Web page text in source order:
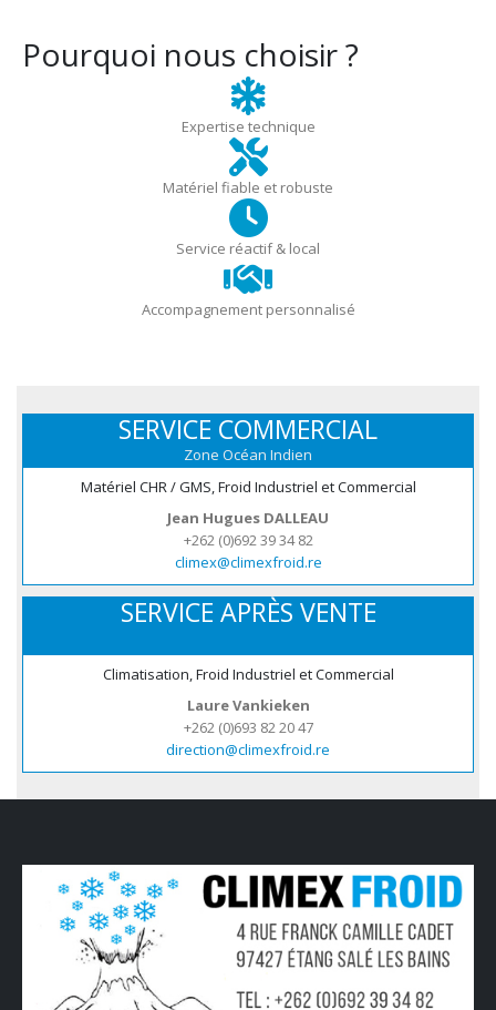
Pourquoi nous choisir ?
Expertise technique
Matériel fiable et robuste
Service réactif & local
Accompagnement personnalisé
SERVICE COMMERCIAL
Zone Océan Indien
Matériel CHR / GMS, Froid Industriel et Commercial
Jean Hugues DALLEAU
+262 (0)692 39 34 82
climex@climexfroid.re
SERVICE APRÈS VENTE
Climatisation, Froid Industriel et Commercial
Laure Vankieken
+262 (0)693 82 20 47
direction@climexfroid.re